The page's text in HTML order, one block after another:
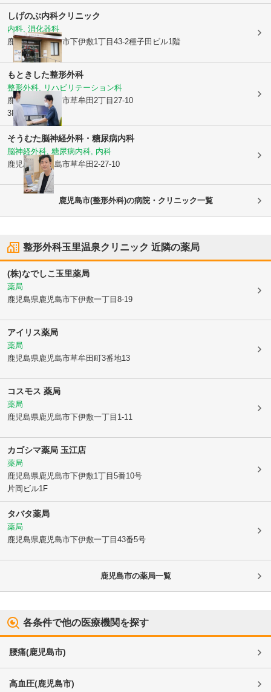
しげのぶ内科クリニック
内科, 消化器科
鹿児島県鹿児島市下伊敷1丁目43-2種子田ビル1階
もときした整形外科
整形外科, リハビリテーション科
鹿児島県鹿児島市草牟田2丁目27-10
3F
そうむた脳神経外科・糖尿病内科
脳神経外科, 糖尿病内科, 内科
鹿児島県鹿児島市草牟田2-27-10
鹿児島市(整形外科)の病院・クリニック一覧
整形外科玉里温泉クリニック 近隣の薬局
(株)なでしこ玉里薬局
薬局
鹿児島県鹿児島市下伊敷一丁目8-19
アイリス薬局
薬局
鹿児島県鹿児島市草牟田町3番地13
コスモス 薬局
薬局
鹿児島県鹿児島市下伊敷一丁目1-11
カゴシマ薬局 玉江店
薬局
鹿児島県鹿児島市下伊敷1丁目5番10号
片岡ビル1F
タバタ薬局
薬局
鹿児島県鹿児島市下伊敷一丁目43番5号
鹿児島市の薬局一覧
各条件で他の医療機関を探す
腰痛(鹿児島市)
高血圧(鹿児島市)